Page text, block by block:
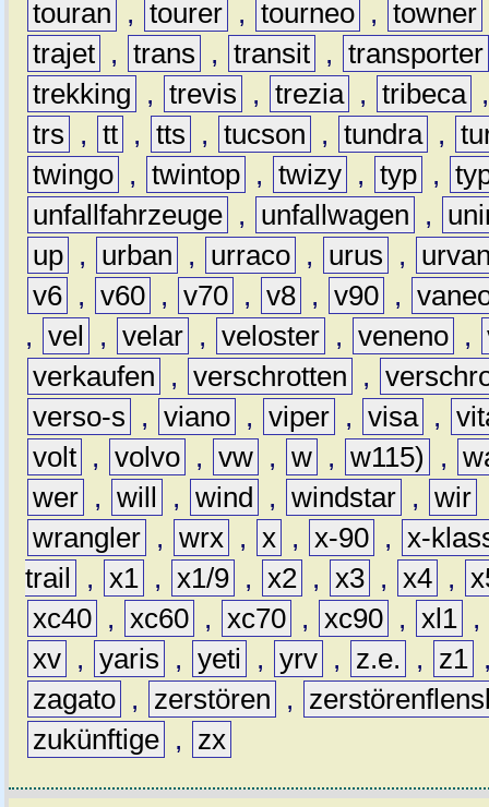
touran , tourer , tourneo , towner
trajet , trans , transit , transporter
trekking
, trevis , trezia , tribeca
trs
, tt , tts , tucson , tundra ,
twingo , twintop , twizy , typ ,
unfallfahrzeuge , unfallwagen ,
up , urban , urraco , urus ,
v6 , v60 , v70 , v8 , v90 ,
, vel , velar , veloster , veneno ,
verkaufen
, verschrotten ,
verso-s
, viano , viper , visa ,
volt , volvo , vw , w , w115) ,
wer , will , wind , windstar , wir
wrangler , wrx , x , x-90 , x-
trail
, x1 , x1/9 , x2 , x3 , x4 ,
xc40 , xc60 , xc70 , xc90 , xl1 ,
xv , yaris , yeti , yrv , z.e. , z1
zagato , zerstören ,
zukünftige , zx